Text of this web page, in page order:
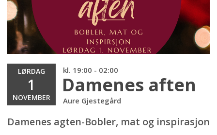
LØRDAG
1
NOVEMBER
kl. 19:00 - 02:00
Damenes aften
Aure Gjestegård
Damenes agten-Bobler, mat og inspirasjon